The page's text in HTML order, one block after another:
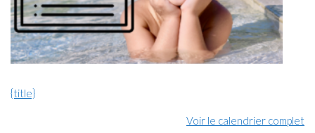
{title}
Voir le calendrier complet